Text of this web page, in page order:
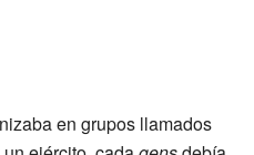
en grupos llamados